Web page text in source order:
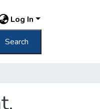
Log In
Search